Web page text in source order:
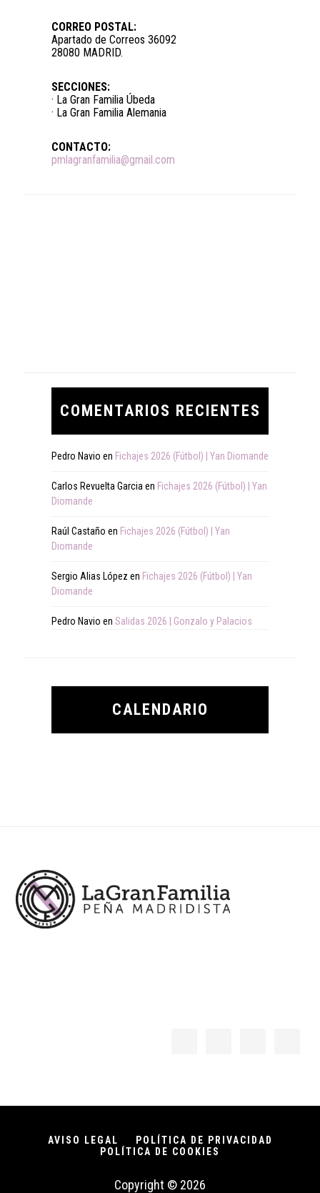
CORREO POSTAL:
Apartado de Correos 36092
28080 MADRID.
SECCIONES:
· La Gran Familia Úbeda
· La Gran Familia Alemania
CONTACTO:
pmlagranfamilia@gmail.com
COMENTARIOS RECIENTES
Pedro Navio en Fichajes 2026 (Fútbol) | Yan Diomande
Carlos Revuelta Garcia en Fichajes 2026 (Fútbol) | Yan
Diomande
Raúl Castaño en Fichajes 2026 (Fútbol) | Yan
Diomande
Sergio Alias López en Fichajes 2026 (Fútbol) | Yan
Diomande
Pedro Navio en Salidas 2026 | Gonzalo y Palacios
CALENDARIO
AVISO LEGAL
POLÍTICA DE PRIVACIDAD
POLÍTICA DE COOKIES
Copyright © 2026